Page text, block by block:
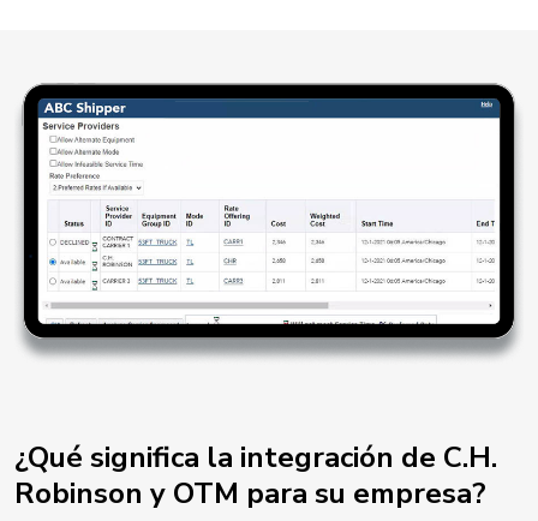
¿Qué significa la integración de C.H.
Robinson y OTM para su empresa?